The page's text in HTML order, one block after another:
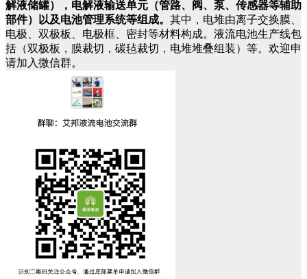
解液储罐），电解液输送单元（管路、阀、泵、传感器等辅助
部件）以及电池管理系统等组成。 其中，电堆由离子交换膜、
电极、双极板、电极框、密封等材料构成。液流电池生产线包
括（双极板，膜裁切，碳毡裁切，电堆堆叠组装）等。欢迎申
请加入微信群。